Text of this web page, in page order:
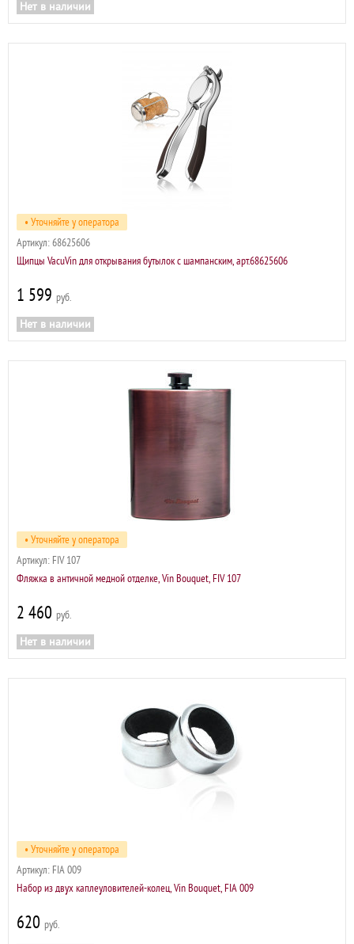
Нет в наличии
• Уточняйте у оператора
Артикул: 68625606
Щипцы VacuVin для открывания бутылок с шампанским, арт.68625606
1 599 р
Нет в наличии
• Уточняйте у оператора
Артикул: FIV 107
Фляжка в античной медной отделке, Vin Bouquet, FIV 107
2 460 р
Нет в наличии
• Уточняйте у оператора
Артикул: FIA 009
Набор из двух каплеуловителей-колец, Vin Bouquet, FIA 009
620 р